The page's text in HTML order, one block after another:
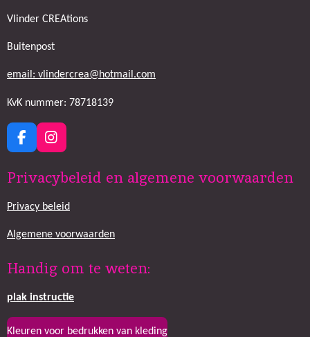
Vlinder CREAtions
Buitenpost
email: vlindercrea@hotmail.com
KvK nummer: 78718139
F
a
e
o
k
I
n
t
g
a
Privacybeleid en algemene voorwaarden
Privacy beleid
Algemene voorwaarden
Handig om te weten:
plak instructie
Kleuren voor bedrukken van kleding